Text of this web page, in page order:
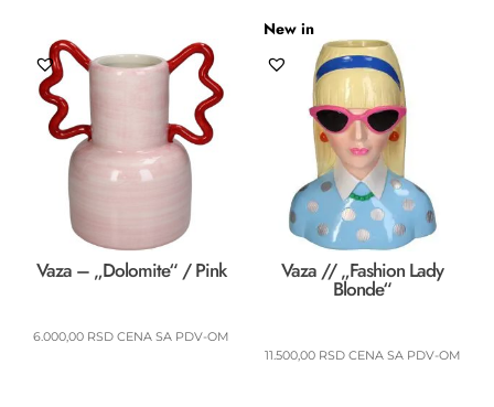
Vaza – „Dolomite“ / Pink
6.000,00 RSD CENA SA PDV-OM
New in
Vaza // „Fashion Lady
Blonde“
11.500,00 RSD CENA SA PDV-OM